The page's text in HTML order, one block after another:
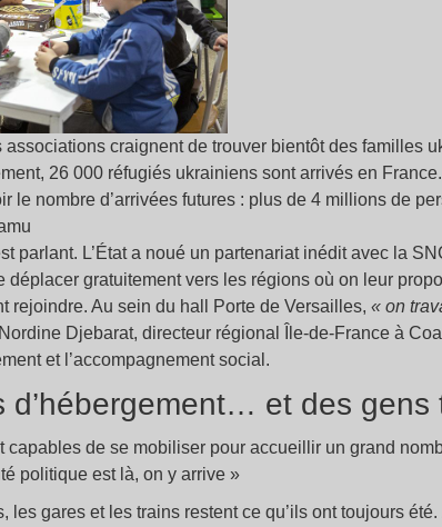
associations craignent de trouver bientôt des familles
26 000 réfugiés ukrainiens sont arrivés en
le nombre d’arrivées futures : plus de 4 millions de
parlant. L’État a noué un partenariat inédit avec la
déplacer gratuitement vers les régions où on leur
rejoindre. Au sein du hall Porte de Versailles, « on
Djebarat, directeur régional Île-de-France à
et l’accompagnement social.
d’hébergement… et des gens
capables de se mobiliser pour accueillir un grand
politique est là, on y arrive »
les gares et les trains restent ce qu’ils ont toujours